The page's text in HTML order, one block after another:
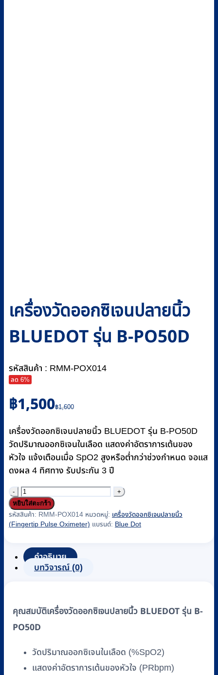
เครื่องวัดออกซิเจนปลายนิ้ว
BLUEDOT รุ่น B-PO50D
รหัสสินค้า : RMM-POX014
ลด 6%
฿1,600
Original
price
฿1,600.
฿1,500
Current
price
฿1,500.
เครื่องวัดออกซิเจนปลายนิ้ว BLUEDOT รุ่น B-PO50D
วัดปริมาณออกซิเจนในเลือด แสดงค่าอัตราการเต้นของ
หัวใจ แจ้งเตือนเมื่อ SpO2 สูงหรือต่ำกว่าช่วงกำหนด จอแส
ดงผล 4 ทิศทาง รับประกัน 3 ปี
จำนวน
เครื่อง
วัด
ออกซิเจน
นิ้ว
BLUEDOT
ชิ้น
หยิบใส่ตะกร้า
รหัสสินค้า: RMM-POX014 หมวดหมู่: เครื่องวัดออกซิเจนปลายนิ้ว
(Fingertip Pulse Oximeter) แบรนด์: Blue Dot
คำอธิบาย
บทวิจารณ์ (0)
คุณสมบัติเครื่องวัดออกซิเจนปลายนิ้ว BLUEDOT รุ่น B-
PO50D
วัดปริมาณออกซิเจนในเลือด (%SpO2)
แสดงค่าอัตราการเต้นของหัวใจ (PRbpm)